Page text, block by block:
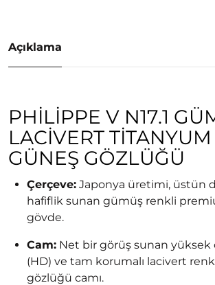
Açıklama
PHILIPPE V N17.1
LACIVERT
GÜNEŞ GÖZLÜĞÜ
Çerçeve: Japonya üretimi, üstün
hafiflik sunan gümüş renkli
gövde.
Cam: Net bir görüş sunan
(HD) ve tam korumalı lacivert
gözlüğü camı.